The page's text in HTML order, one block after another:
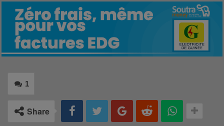
1
Share